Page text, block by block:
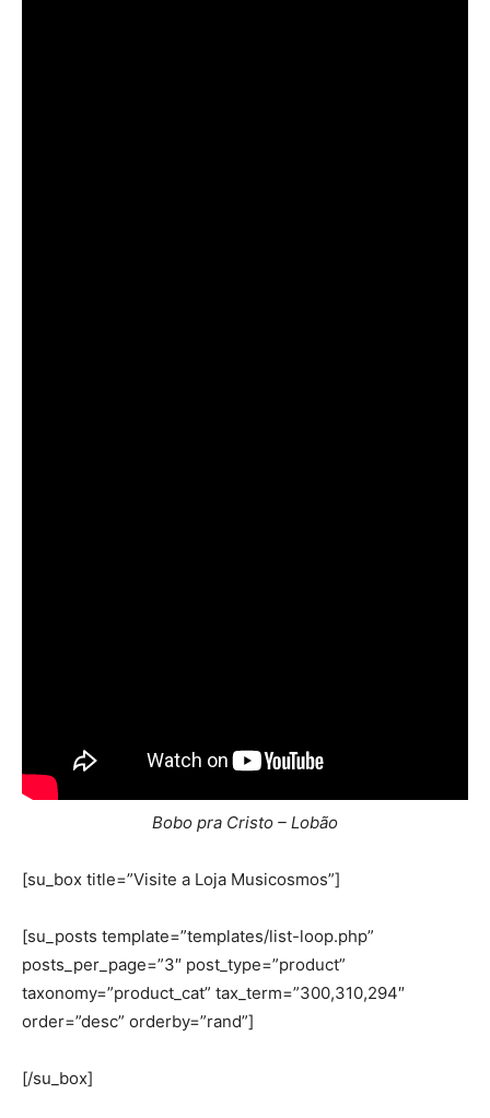
Bobo pra Cristo – Lobão
[su_box title=”Visite a Loja Musicosmos”]
[su_posts template=”templates/list-loop.php”
posts_per_page=”3″ post_type=”product”
taxonomy=”product_cat” tax_term=”300,310,294″
order=”desc” orderby=”rand”]
[/su_box]